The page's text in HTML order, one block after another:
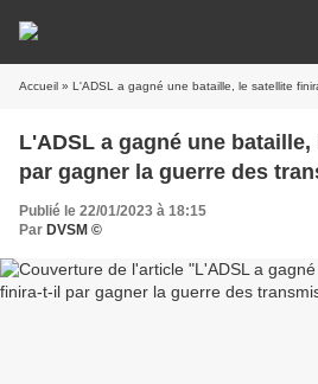
Accueil » L'ADSL a gagné une bataille, le satellite finira-t-il
L'ADSL a gagné une
par gagner la guerre des
Publié le 22/01/2023 à 18:15
Par DVSM ©